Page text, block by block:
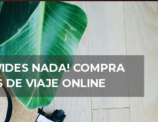
NADA! COMPRA
DE VIAJE ONLINE